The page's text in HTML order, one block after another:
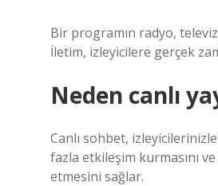
Bir programın radyo,
İletim, izleyicilere gerçek
Neden canlı
Canlı sohbet,
fazla etkileşim kurmasını
etmesini sağlar.